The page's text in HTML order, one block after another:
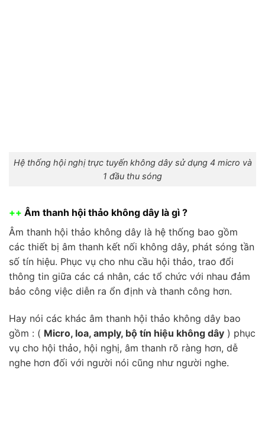
Hệ thống hội nghị trực tuyến không dây sử dụng 4 micro và
1 đầu thu sóng
++ Âm thanh hội thảo không dây là gì ?
Âm thanh hội thảo không dây là hệ thống bao gồm
các thiết bị âm thanh kết nối không dây, phát sóng tần
số tín hiệu. Phục vụ cho nhu cầu hội thảo, trao đổi
thông tin giữa các cá nhân, các tổ chức với nhau đảm
bảo công việc diễn ra ổn định và thanh công hơn.
Hay nói các khác âm thanh hội thảo không dây bao
gồm : ( Micro, loa, amply, bộ tín hiệu không dây ) phục
vụ cho hội thảo, hội nghị, âm thanh rõ ràng hơn, dễ
nghe hơn đối với người nói cũng như người nghe.